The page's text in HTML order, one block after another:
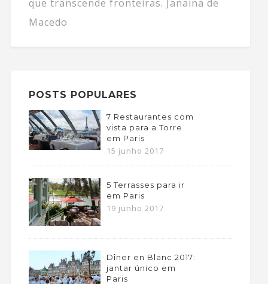
que transcende fronteiras. Janaina de
Macedo
POSTS POPULARES
7 Restaurantes com
vista para a Torre
em Paris
15 junho 2017
5 Terrasses para ir
em Paris
19 junho 2017
Dîner en Blanc 2017:
jantar único em
Paris